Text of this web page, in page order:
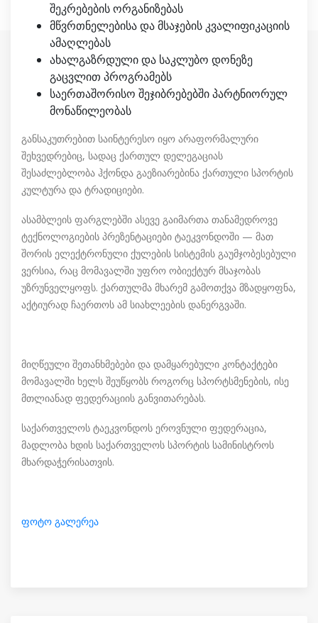
შეკრებების ორგანიზებას
მწვრთნელებისა და მსაჯების კვალიფიკაციის
ამაღლებას
ახალგაზრდული და საკლუბო დონეზე
გაცვლით პროგრამებს
საერთაშორისო შეჯიბრებებში პარტნიორულ
მონაწილეობას
განსაკუთრებით საინტერესო იყო არაფორმალური
შეხვედრებიც, სადაც ქართულ დელეგაციას
შესაძლებლობა ჰქონდა გაეზიარებინა ქართული სპორტის
კულტურა და ტრადიციები.
ასამბლეის ფარგლებში ასევე გაიმართა თანამედროვე
ტექნოლოგიების პრეზენტაციები ტაეკვონდოში — მათ
შორის ელექტრონული ქულების სისტემის გაუმჯობესებული
ვერსია, რაც მომავალში უფრო ობიექტურ მსაჯობას
უზრუნველყოფს. ქართულმა მხარემ გამოთქვა მზადყოფნა,
აქტიურად ჩაერთოს ამ სიახლეების დანერგვაში.
მიღწეული შეთანხმებები და დამყარებული კონტაქტები
მომავალში ხელს შეუწყობს როგორც სპორტსმენების, ისე
მთლიანად ფედერაციის განვითარებას.
საქართველოს ტაეკვონდოს ეროვნული ფედერაცია,
მადლობა ხდის საქართველოს სპორტის სამინისტროს
მხარდაჭერისათვის.
ფოტო გალერეა